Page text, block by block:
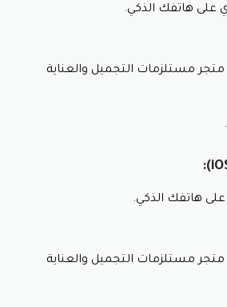
على هاتفك الذكي.
متجر مستلزمات التجميل والعناية
هاتفك الذكي.
متجر مستلزمات التجميل والعناية